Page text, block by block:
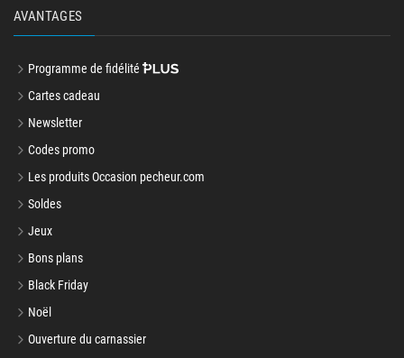
AVANTAGES
Programme de fidélité
Cartes cadeau
Newsletter
Codes promo
Les produits Occasion pecheur.com
Soldes
Jeux
Bons plans
Black Friday
Noël
Ouverture du carnassier